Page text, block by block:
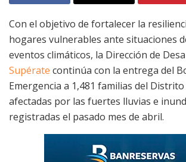
Con el objetivo de fortalecer la
hogares vulnerables ante situaciones
eventos climáticos, la Dirección de
Supérate continúa con la entrega del
Emergencia a 1,481 familias del
afectadas por las fuertes lluvias e
registradas el pasado mes de abril.